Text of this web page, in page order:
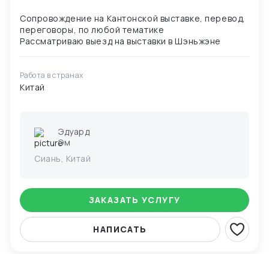
Сопровождение на Кантонской выставке, перевод,
переговоры, по любой тематике
Работа в странах
Китай
Эдуард
Эм
Сиань, Китай
ЗАКАЗАТЬ УСЛУГУ
НАПИСАТЬ